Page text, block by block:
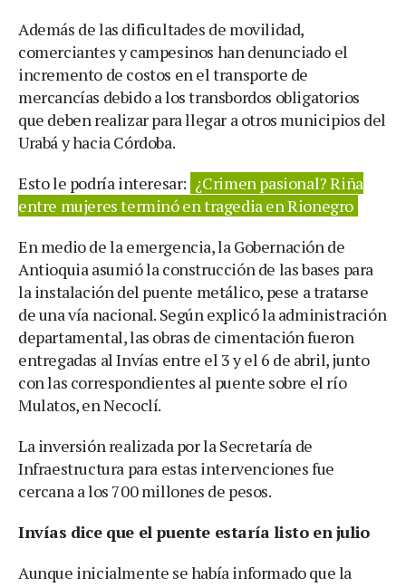
Además de las dificultades de movilidad,
comerciantes y campesinos han denunciado el
incremento de costos en el transporte de
mercancías debido a los transbordos obligatorios
que deben realizar para llegar a otros municipios del
Urabá y hacia Córdoba.
Esto le podría interesar: ¿Crimen pasional? Riña
entre mujeres terminó en tragedia en Rionegro
En medio de la emergencia, la Gobernación de
Antioquia asumió la construcción de las bases para
la instalación del puente metálico, pese a tratarse
de una vía nacional. Según explicó la administración
departamental, las obras de cimentación fueron
entregadas al Invías entre el 3 y el 6 de abril, junto
con las correspondientes al puente sobre el río
Mulatos, en Necoclí.
La inversión realizada por la Secretaría de
Infraestructura para estas intervenciones fue
cercana a los 700 millones de pesos.
Invías dice que el puente estaría listo en julio
Aunque inicialmente se había informado que la